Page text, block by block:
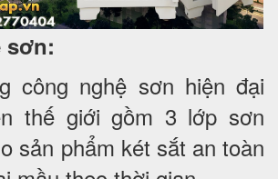
sơn:
nghệ sơn hiện đại
thế giới gồm 3 lớp sơn
sản phẩm két sắt an toàn